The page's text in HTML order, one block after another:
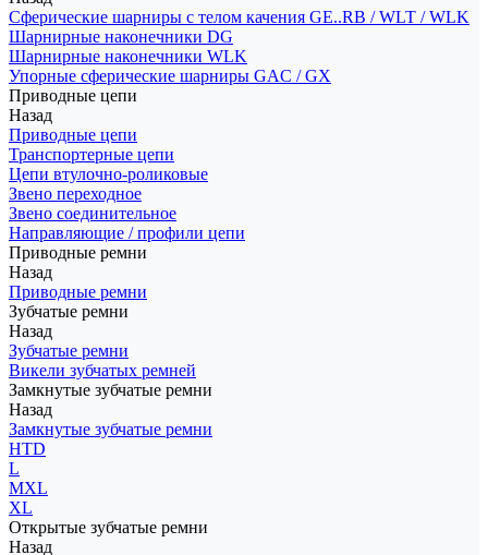
Сферические шарниры с телом качения GE..RB / WLT / WLK
Шарнирные наконечники DG
Шарнирные наконечники WLK
Упорные сферические шарниры GAC / GX
Приводные цепи
Назад
Приводные цепи
Транспортерные цепи
Цепи втулочно-роликовые
Звено переходное
Звено соединительное
Направляющие / профили цепи
Приводные ремни
Назад
Приводные ремни
Зубчатые ремни
Назад
Зубчатые ремни
Викели зубчатых ремней
Замкнутые зубчатые ремни
Назад
Замкнутые зубчатые ремни
HTD
L
MXL
XL
Открытые зубчатые ремни
Назад